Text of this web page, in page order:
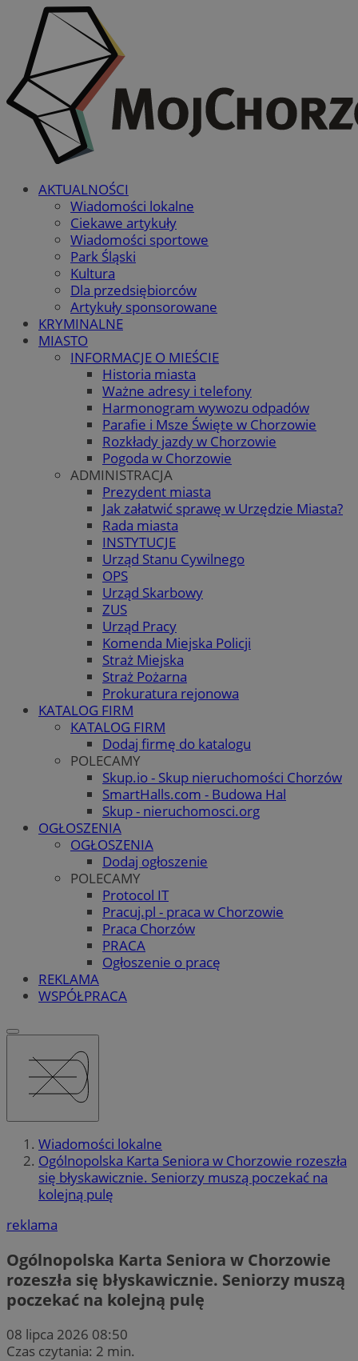
AKTUALNOŚCI
Wiadomości lokalne
Ciekawe artykuły
Wiadomości sportowe
Park Śląski
Kultura
Dla przedsiębiorców
Artykuły sponsorowane
KRYMINALNE
MIASTO
INFORMACJE O MIEŚCIE
Historia miasta
Ważne adresy i telefony
Harmonogram wywozu odpadów
Parafie i Msze Święte w Chorzowie
Rozkłady jazdy w Chorzowie
Pogoda w Chorzowie
ADMINISTRACJA
Prezydent miasta
Jak załatwić sprawę w Urzędzie Miasta?
Rada miasta
INSTYTUCJE
Urząd Stanu Cywilnego
OPS
Urząd Skarbowy
ZUS
Urząd Pracy
Komenda Miejska Policji
Straż Miejska
Straż Pożarna
Prokuratura rejonowa
KATALOG FIRM
KATALOG FIRM
Dodaj firmę do katalogu
POLECAMY
Skup.io - Skup nieruchomości Chorzów
SmartHalls.com - Budowa Hal
Skup - nieruchomosci.org
OGŁOSZENIA
OGŁOSZENIA
Dodaj ogłoszenie
POLECAMY
Protocol IT
Pracuj.pl - praca w Chorzowie
Praca Chorzów
PRACA
Ogłoszenie o pracę
REKLAMA
WSPÓŁPRACA
Wiadomości lokalne
Ogólnopolska Karta Seniora w Chorzowie rozeszła
się błyskawicznie. Seniorzy muszą poczekać na
kolejną pulę
reklama
Ogólnopolska Karta Seniora w Chorzowie
rozeszła się błyskawicznie. Seniorzy muszą
poczekać na kolejną pulę
08 lipca 2026 08:50
Czas czytania: 2 min.